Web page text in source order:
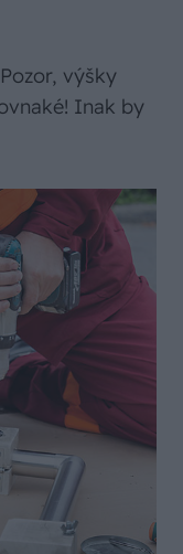
výšky
Inak by